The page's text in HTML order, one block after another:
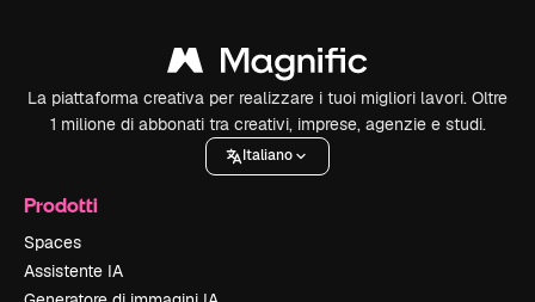
La piattaforma creativa per realizzare i tuoi migliori lavori. Oltre
1 milione di abbonati tra creativi, imprese, agenzie e studi.
Italiano
Prodotti
Spaces
Assistente IA